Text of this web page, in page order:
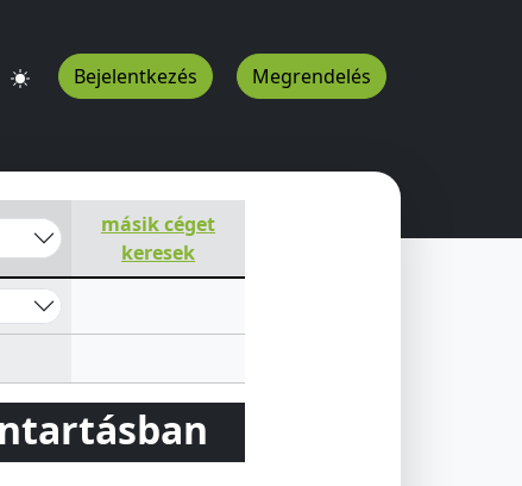
Bejelentkezés Megrendelés
másik céget
keresek